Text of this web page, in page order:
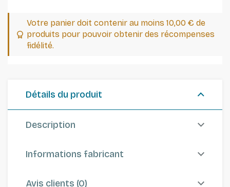
Votre panier doit contenir au moins 10,00 € de
produits pour pouvoir obtenir des récompenses
fidélité.
Détails du produit
Description
Informations fabricant
Avis clients (0)